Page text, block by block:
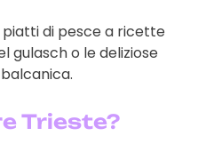
di pesce a ricette
gulasch o le deliziose
Trieste?